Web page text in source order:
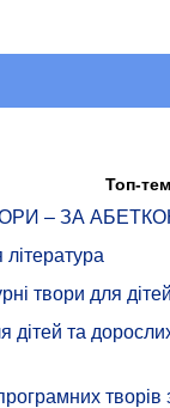
Топ-
– ЗА
твори для дітей
дітей та
творів